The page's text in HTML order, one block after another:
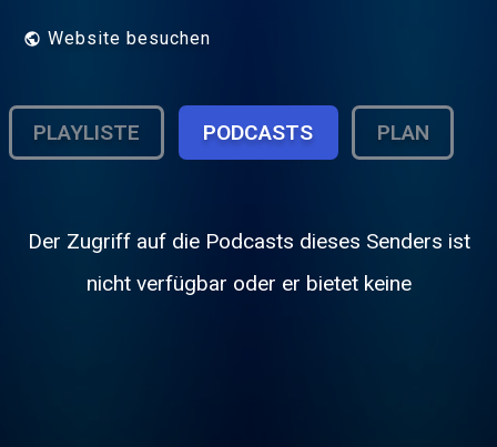
Website besuchen
PLAYLISTE PODCASTS PLAN
Der Zugriff auf die Podcasts dieses Senders ist
nicht verfügbar oder er bietet keine